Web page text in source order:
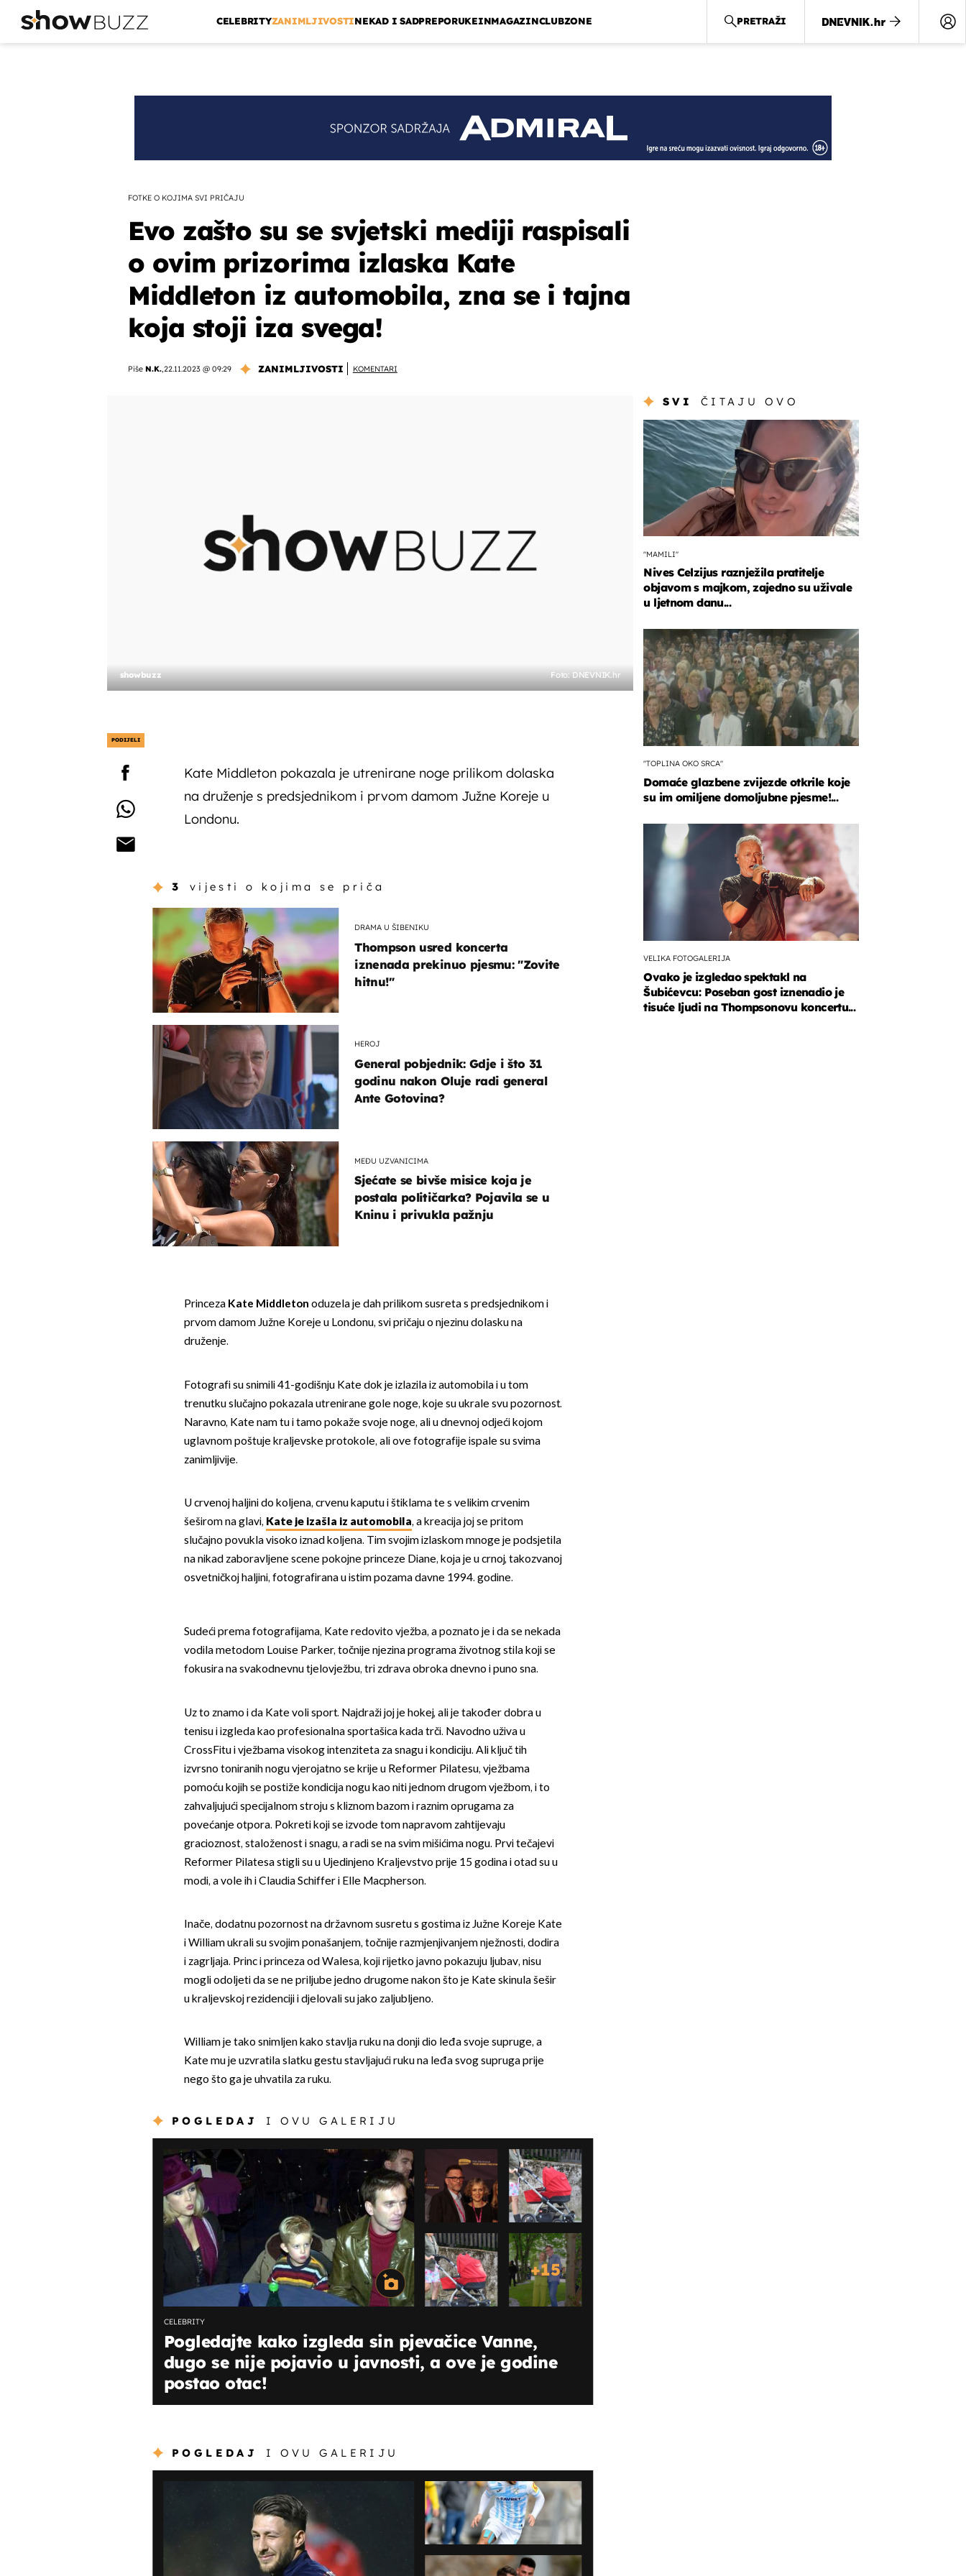
CELEBRITYZANIMLJIVOSTINEKAD I SADPREPORUKEINMAGAZINCLUBZONE PRETRAŽI
FOTKE O KOJIMA SVI PRIČAJU
Evo zašto su se svjetski mediji raspisali
o ovim prizorima izlaska Kate
Middleton iz automobila, zna se i tajna
koja stoji iza svega!
Piše N.K.,22.11.2023 @ 09:29 ZANIMLJIVOSTI KOMENTARI
showbuzz Foto: DNEVNIK.hr
PODIJELI
Kate Middleton pokazala je utrenirane noge prilikom dolaska
na druženje s predsjednikom i prvom damom Južne Koreje u
Londonu.
3 vijesti o kojima se priča
DRAMA U ŠIBENIKU
Thompson usred koncerta
iznenada prekinuo pjesmu: "Zovite
hitnu!"
HEROJ
General pobjednik: Gdje i što 31
godinu nakon Oluje radi general
Ante Gotovina?
MEĐU UZVANICIMA
Sjećate se bivše misice koja je
postala političarka? Pojavila se u
Kninu i privukla pažnju
Princeza Kate Middleton oduzela je dah prilikom susreta s predsjednikom i
prvom damom Južne Koreje u Londonu, svi pričaju o njezinu dolasku na
druženje.
Fotografi su snimili 41-godišnju Kate dok je izlazila iz automobila i u tom
trenutku slučajno pokazala utrenirane gole noge, koje su ukrale svu pozornost.
Naravno, Kate nam tu i tamo pokaže svoje noge, ali u dnevnoj odjeći kojom
uglavnom poštuje kraljevske protokole, ali ove fotografije ispale su svima
zanimljivije.
U crvenoj haljini do koljena, crvenu kaputu i štiklama te s velikim crvenim
šeširom na glavi, Kate je izašla iz automobila, a kreacija joj se pritom
slučajno povukla visoko iznad koljena. Tim svojim izlaskom mnoge je podsjetila
na nikad zaboravljene scene pokojne princeze Diane, koja je u crnoj, takozvanoj
osvetničkoj haljini, fotografirana u istim pozama davne 1994. godine.
Sudeći prema fotografijama, Kate redovito vježba, a poznato je i da se nekada
vodila metodom Louise Parker, točnije njezina programa životnog stila koji se
fokusira na svakodnevnu tjelovježbu, tri zdrava obroka dnevno i puno sna.
Uz to znamo i da Kate voli sport. Najdraži joj je hokej, ali je također dobra u
tenisu i izgleda kao profesionalna sportašica kada trči. Navodno uživa u
CrossFitu i vježbama visokog intenziteta za snagu i kondiciju. Ali ključ tih
izvrsno toniranih nogu vjerojatno se krije u Reformer Pilatesu, vježbama
pomoću kojih se postiže kondicija nogu kao niti jednom drugom vježbom, i to
zahvaljujući specijalnom stroju s kliznom bazom i raznim oprugama za
povećanje otpora. Pokreti koji se izvode tom napravom zahtijevaju
gracioznost, staloženost i snagu, a radi se na svim mišićima nogu. Prvi tečajevi
Reformer Pilatesa stigli su u Ujedinjeno Kraljevstvo prije 15 godina i otad su u
modi, a vole ih i Claudia Schiffer i Elle Macpherson.
Inače, dodatnu pozornost na državnom susretu s gostima iz Južne Koreje Kate
i William ukrali su svojim ponašanjem, točnije razmjenjivanjem nježnosti, dodira
i zagrljaja. Princ i princeza od Walesa, koji rijetko javno pokazuju ljubav, nisu
mogli odoljeti da se ne priljube jedno drugome nakon što je Kate skinula šešir
u kraljevskoj rezidenciji i djelovali su jako zaljubljeno.
William je tako snimljen kako stavlja ruku na donji dio leđa svoje supruge, a
Kate mu je uzvratila slatku gestu stavljajući ruku na leđa svog supruga prije
nego što ga je uhvatila za ruku.
POGLEDAJ I OVU GALERIJU
+15
CELEBRITY
Pogledajte kako izgleda sin pjevačice Vanne,
dugo se nije pojavio u javnosti, a ove je godine
postao otac!
POGLEDAJ I OVU GALERIJU
SVI ČITAJU OVO
"MAMILI"
Nives Celzijus raznježila pratitelje
objavom s majkom, zajedno su uživale
u ljetnom danu...
"TOPLINA OKO SRCA"
Domaće glazbene zvijezde otkrile koje
su im omiljene domoljubne pjesme!...
VELIKA FOTOGALERIJA
Ovako je izgledao spektakl na
Šubićevcu: Poseban gost iznenadio je
tisuće ljudi na Thompsonovu koncertu...
OMOGUĆI OBAVIJESTI